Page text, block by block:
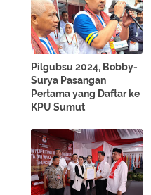
Pilgubsu 2024, Bobby-
Surya Pasangan
Pertama yang Daftar ke
KPU Sumut